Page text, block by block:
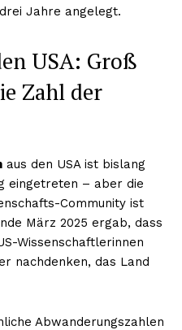
Jahre angelegt.
USA: Groß
Zahl der
aus den USA ist bislang
eingetreten – aber die
Community ist
März 2025 ergab, dass
Wissenschaftlerinnen
nachdenken, das Land
Abwanderungszahlen